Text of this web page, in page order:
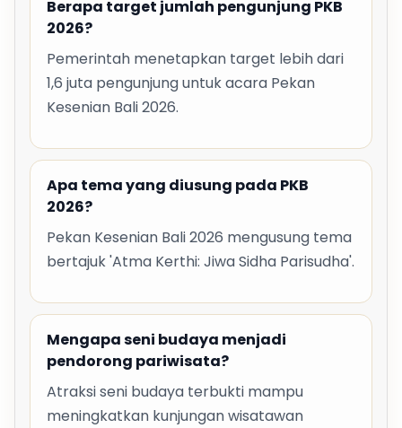
Berapa target jumlah pengunjung PKB
2026?
Pemerintah menetapkan target lebih dari
1,6 juta pengunjung untuk acara Pekan
Kesenian Bali 2026.
Apa tema yang diusung pada PKB
2026?
Pekan Kesenian Bali 2026 mengusung tema
bertajuk 'Atma Kerthi: Jiwa Sidha Parisudha'.
Mengapa seni budaya menjadi
pendorong pariwisata?
Atraksi seni budaya terbukti mampu
meningkatkan kunjungan wisatawan